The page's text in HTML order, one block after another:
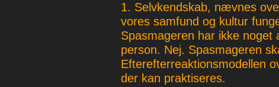
Selvkendskab, nævnes
vores samfund og kultur
Spasmageren har ikke noget
person. Nej. Spasmageren
Efterefterreaktionsmodellen
der kan praktiseres.